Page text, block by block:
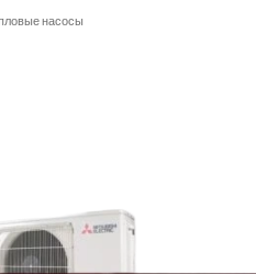
насосы